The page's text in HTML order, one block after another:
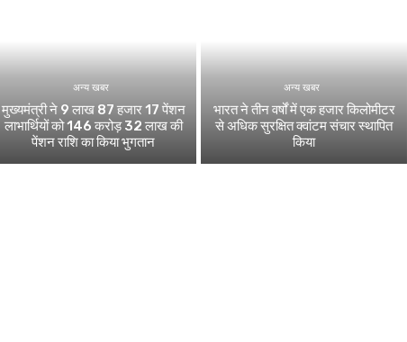
अन्य खबर
मुख्यमंत्री ने 9 लाख 87 हजार 17 पेंशन
लाभार्थियों को 146 करोड़ 32 लाख की
पेंशन राशि का किया भुगतान
अन्य खबर
भारत ने तीन वर्षों में एक हजार किलोमीटर
से अधिक सुरक्षित क्वांटम संचार स्थापित
किया